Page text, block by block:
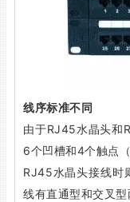
线序标准不同
由于RJ45水晶头和
6个凹槽和4个触点
RJ45水晶头接线时
线有直通型和交叉